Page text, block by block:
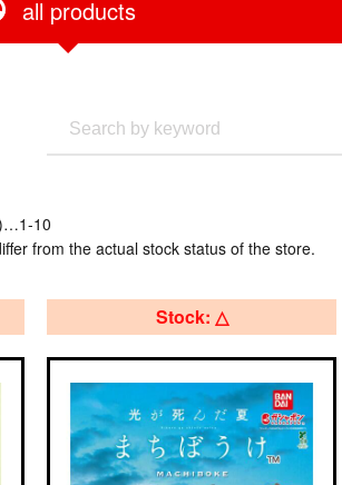
all products
10
from the actual stock status of the store.
Stock: △